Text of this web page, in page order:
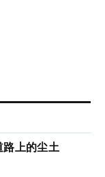
路上的尘土